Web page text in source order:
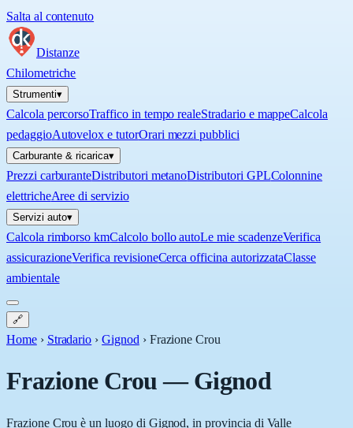
Salta al contenuto
Distanze
Chilometriche
Strumenti▾
Calcola percorsoTraffico in tempo realeStradario e mappeCalcola
pedaggioAutovelox e tutorOrari mezzi pubblici
Carburante & ricarica▾
Prezzi carburanteDistributori metanoDistributori GPLColonnine
elettricheAree di servizio
Servizi auto▾
Calcola rimborso kmCalcolo bollo autoLe mie scadenzeVerifica
assicurazioneVerifica revisioneCerca officina autorizzataClasse
ambientale
🔗
Home › Stradario › Gignod › Frazione Crou
Frazione Crou—Gignod
Frazione Crou è un luogo di Gignod, in provincia di Valle